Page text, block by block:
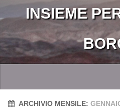
INSIEME
Home
ARCHIVIO MENSILE: